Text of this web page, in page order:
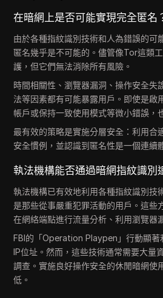
在暗網上是否可能實現完全匿名
由於各種指紋識別技術和人為錯誤的可
匿名幾乎是不可能的。儘管像Tor這類
護，但它們無法消除所有風險。
時間相關性、瀏覽器漏洞、操作安全失
法等因素都有可能暴露用戶。即使是
帳戶或保持一致使用模式等微小錯誤，
最有效的策略是實施分層安全：利用合
安全慣例，並認識到匿名性是一個連續
執法機構能否通過暗網指紋識別
執法機構已有效地利用各種指紋識別技
是那些從事嚴重犯罪活動的用戶。這些
在網絡端點進行流量分析、利用瀏覽器
FBI的「Operation Playpen」行動顯著
IP位址。然而，這些技術通常需要大量
調查。實施良好操作安全的休閒暗網使
低。